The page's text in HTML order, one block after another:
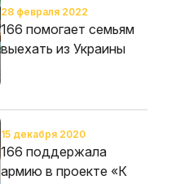
28 февраля 2022
166 помогает семьям
выехать из Украины
15 декабря 2020
166 поддержала
армию в проекте «К